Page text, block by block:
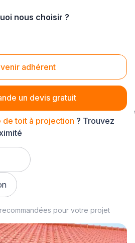
nous choisir ?
adhérent
un devis gratuit
de toit à projection
toit à projection ? Trouvez
pour votre projet